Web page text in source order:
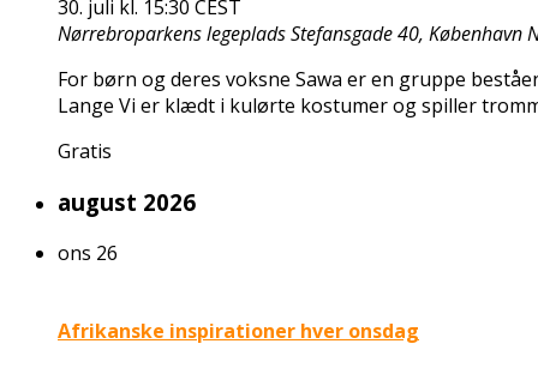
30. juli kl. 15:30 CEST
Nørrebroparkens legepladsStefansgade 40, København
For børn og deres voksne Sawa er en gruppe
Lange Vi er klædt i kulørte kostumer og spiller
Gratis
august 2026
ons 26
Afrikanske inspirationer hver onsdag